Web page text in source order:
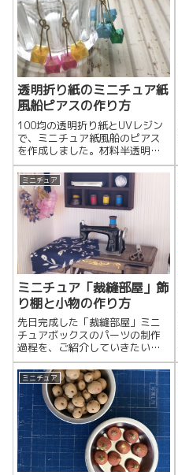
透明折り紙のミニチュア紙
風船ピアスの作り方
100均の透明折り紙とUVレジン
で、ミニチュア紙風船のピアス
を作成しました。材料半透明折
り紙今回はダイソーの「パール
カラーおりがみ」を使いまし
た。UVレジン液レ...
ミニチュア
ミニチュア「裁縫部屋」飾
り棚と小物の作り方
先日完成した「裁縫部屋」ミニ
チュアボックスのパーツの制作
過程を、ご紹介していきたいと
思います。（ミシン台と付属パ
ーツは自作ではなく、初期シル
バニアファミリーの家...
ミニチュア